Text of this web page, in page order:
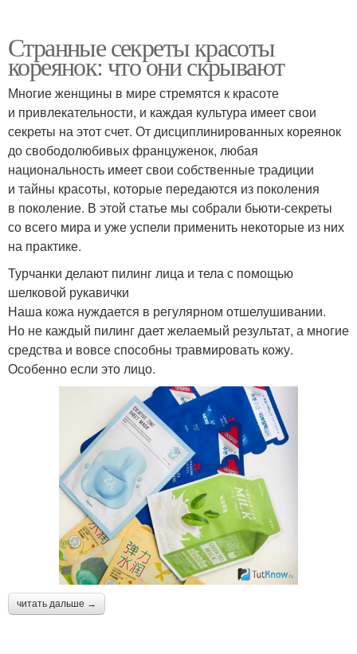
Странные секреты красоты
кореянок: что они скрывают
Многие женщины в мире стремятся к красоте
и привлекательности, и каждая культура имеет свои
секреты на этот счет. От дисциплинированных кореянок
до свободолюбивых француженок, любая
национальность имеет свои собственные традиции
и тайны красоты, которые передаются из поколения
в поколение. В этой статье мы собрали бьюти-секреты
со всего мира и уже успели применить некоторые из них
на практике.
Турчанки делают пилинг лица и тела с помощью
шелковой рукавички
Наша кожа нуждается в регулярном отшелушивании.
Но не каждый пилинг дает желаемый результат, а многие
средства и вовсе способны травмировать кожу.
Особенно если это лицо.
читать дальше →